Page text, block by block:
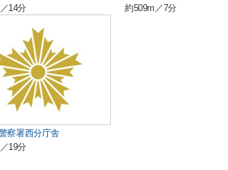
14分
約509m／7分
察署西分庁舎
19分